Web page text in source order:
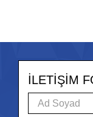
İLETİŞİM